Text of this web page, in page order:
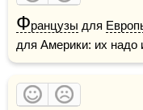
Французы для
для Америки: их надо